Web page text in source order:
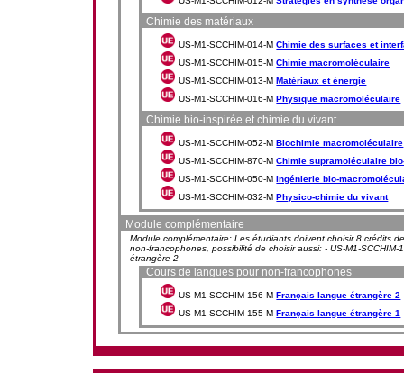
Chimie des matériaux
US-M1-SCCHIM-014-MChimie des surfaces et
US-M1-SCCHIM-015-MChimie macromoléculaire
US-M1-SCCHIM-013-MMatériaux et énergie
US-M1-SCCHIM-016-MPhysique macromoléculaire
Chimie bio-inspirée et chimie du vivant
US-M1-SCCHIM-052-MBiochimie macromoléculaire
US-M1-SCCHIM-870-MChimie supramoléculaire
US-M1-SCCHIM-050-MIngénierie bio-
US-M1-SCCHIM-032-MPhysico-chimie du vivant
Module complémentaire
Module complémentaire: Les étudiants doivent choisir 8 crédits
non-francophones, possibilité de choisir aussi: - US-M1-
étrangère 2
Cours de langues pour non-francophones
US-M1-SCCHIM-156-MFrançais langue étrangère 2
US-M1-SCCHIM-155-MFrançais langue étrangère 1